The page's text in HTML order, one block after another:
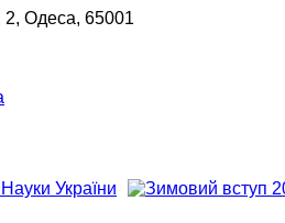
2, Одеса, 65001